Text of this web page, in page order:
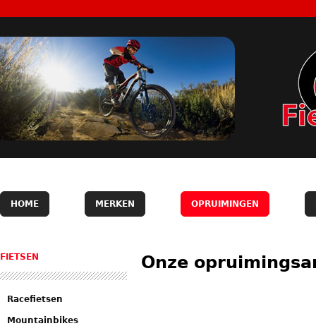
HOME MERKEN OPRUIMINGEN
Onze
FIETSEN
Racefietsen
Mountainbikes